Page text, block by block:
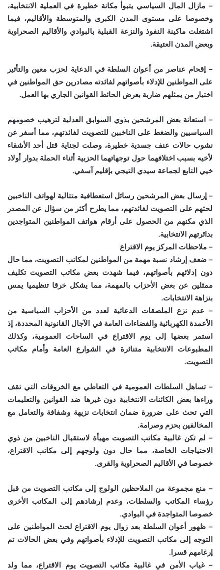
– مازال المال السياسي يتبوأ مكانة خطيرة في العملية الانتخابية،
وخصوصا على مستوى المدن الكبرى والمتوسطة والأقاليم، فيما
اشتغلت ماكينة النفوذ والنزعة القبلية بالبوادي والأقاليم الصحراوية
وبعض المدن العتيقة.
– إقحام عناصر من أعوان السلطة في الدعاية لحزب معين والتأثير
على المواطنين للإدلاء بأصواتهم لفائدته مصادرين حق المواطنين في
اختيار من يمثلهم ضاربة بعرض الحائط القوانين الجاري بها العمل.
– استعانة بعض المرشحين بذوي السوابق العدلية لترهيب خصومهم
السياسيين والضغط على الناخبين للتصويت لفائدتهم، مما أسفر عن
نشوب حالات عنف جسدية خطيرة، وصلت لجناية قتل أحد الأشقاء
لأخيه بسبب اختلافهما حول توجهاتهما الحزبية أثناء الحملة بدوار أولاد
خيي التابع لجماعة سيدي التيجي بإقليم آسفي.
– إرسال بعض المرشحين رسائل استعطافية متتالية لهواتف الناخبين
لحثهم على التصويت لفائدتهم، مما يطرح أكثر من سؤال عن المصدر
الذي مكنهم من الحصول على أرقام هواتف المواطنين المتواجدين
بدائرتهم الانتخابية.
– ملاحظات المركز يوم الاقتراع
– ضعف إرشاد نسبة مهمة من المواطنين لمكاتب التصويت، مما حال
دون إدلائهم بأصواتهم، فيما شهدت بعض مكاتب التصويت تكليف
ممثلين عن بعض الأحزاب بالمهمة، مما يشكل خرقا تنظيميا يمس
بنزاهة الانتخابات.
– عدم نزع الملصقات الدعائية لعدد من الأحزاب السياسية من
الأعمدة الكهربائية والفضاءات العامة في الآجال القانونية المحددة، إذ
استمر بعضها إلى يوم الاقتراع في الساحات العمومية، وكذلك
المطبوعات الانتخابية متناثرة في الشوارع العامة وأمام مكاتب
التصويت.
– تساهل السلطات العمومية في التعاطي مع الخروقات التي تقف
وراءها بعض الكائنات الانتخابية دون غيرها ضد القوانين والتعليمات
التي تحث على ضرورة ضمان انتخابات نزيهة وشفافة والتعامل مع
المخالفين بحزم وصرامة.
– لم تكن غالبية مكاتب التصويت مهيأة لاستقبال الناخبين من ذوي
الاحتياجات الخاصة، مما حال دون ولوجهم إلى مكاتب الاقتراع،
خصوصا في الأقاليم الصحراوية والقرى.
– منع مجموعة من الملاحظين الولوج إلى مكاتب التصويت من قبل
رؤساء المكاتب والسلطات، وعدم إرشادهم إلى المكاتب الأخرى
خصوصا المتواجدة في البوادي.
– ظهور أعوان السلطة بعد زوال يوم الاقتراع لحث المواطنين على
التوجه إلى مكاتب التصويت للإدلاء بأصواتهم وفي بعض الحالات تم
إرغامهم قسرا.
– غياب الأمن في غالبية مكاتب التصويت يوم الاقتراع، مما ولد